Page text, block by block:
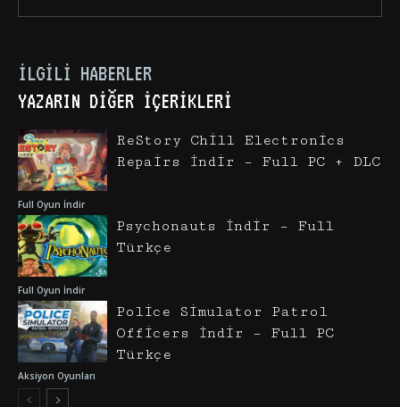
İLGILI HABERLER
YAZARIN DIĞER İÇERIKLERI
Full Oyun İndir
ReStory Chill Electronics
Repairs İndir – Full PC + DLC
Full Oyun İndir
Psychonauts İndir – Full
Türkçe
Aksiyon Oyunları
Police Simulator Patrol
Officers İndir – Full PC
Türkçe